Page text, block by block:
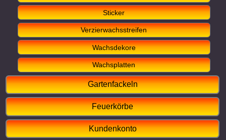
Sticker
Verzierwachsstreifen
Wachsdekore
Wachsplatten
Gartenfackeln
Feuerkörbe
Kundenkonto